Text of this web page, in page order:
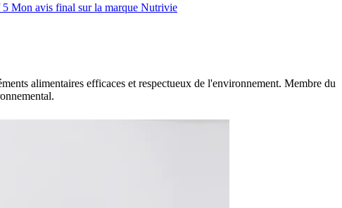
5 Mon avis final sur la marque Nutrivie
alimentaires efficaces et respectueux de l'environnement. Membre du